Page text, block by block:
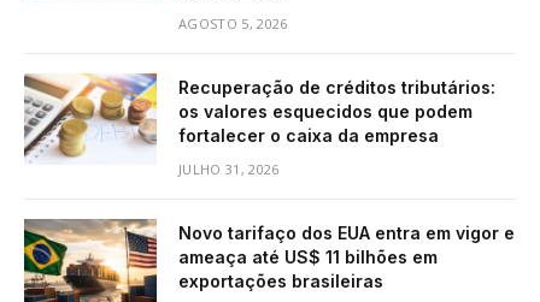
AGOSTO 5, 2026
Recuperação de créditos tributários:
os valores esquecidos que podem
fortalecer o caixa da empresa
JULHO 31, 2026
Novo tarifaço dos EUA entra em vigor e
ameaça até US$ 11 bilhões em
exportações brasileiras